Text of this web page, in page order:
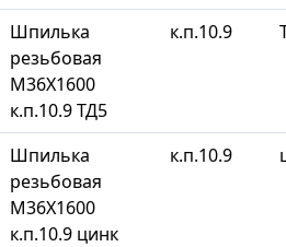
Шпилька
резьбовая
М36Х1600
к.п.10.9 ТД5
к.п.10.9
Шпилька
резьбовая
М36Х1600
к.п.10.9 цинк
к.п.10.9